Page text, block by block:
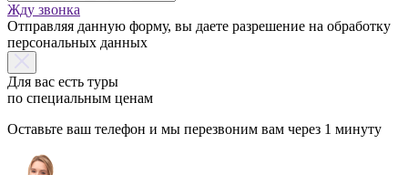
Жду звонка
Отправляя данную форму, вы даете разрешение на обработку
персональных данных
Для вас есть туры
по специальным ценам
Оставьте ваш телефон и мы перезвоним вам через 1 минуту